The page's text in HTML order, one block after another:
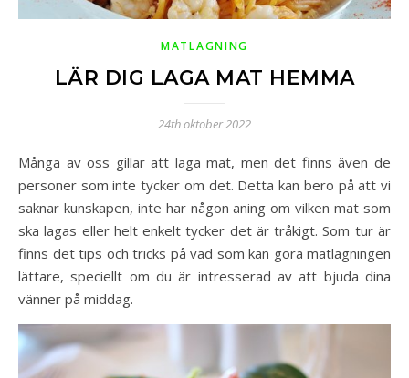
MATLAGNING
LÄR DIG LAGA MAT HEMMA
24th oktober 2022
Många av oss gillar att laga mat, men det finns även de
personer som inte tycker om det. Detta kan bero på att vi
saknar kunskapen, inte har någon aning om vilken mat som
ska lagas eller helt enkelt tycker det är tråkigt. Som tur är
finns det tips och tricks på vad som kan göra matlagningen
lättare, speciellt om du är intresserad av att bjuda dina
vänner på middag.